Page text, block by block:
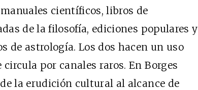
científicos, libros de
de la filosofía, ediciones populares y
de astrología. Los dos hacen un uso
por canales raros. En Borges
la erudición cultural al alcance de